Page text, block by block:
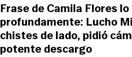
Frase de Camila Flores
profundamente: Lucho
chistes de lado, pidió
potente descargo